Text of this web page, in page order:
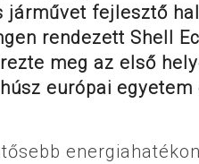
járművet fejlesztő
rendezett Shell
meg az első
európai